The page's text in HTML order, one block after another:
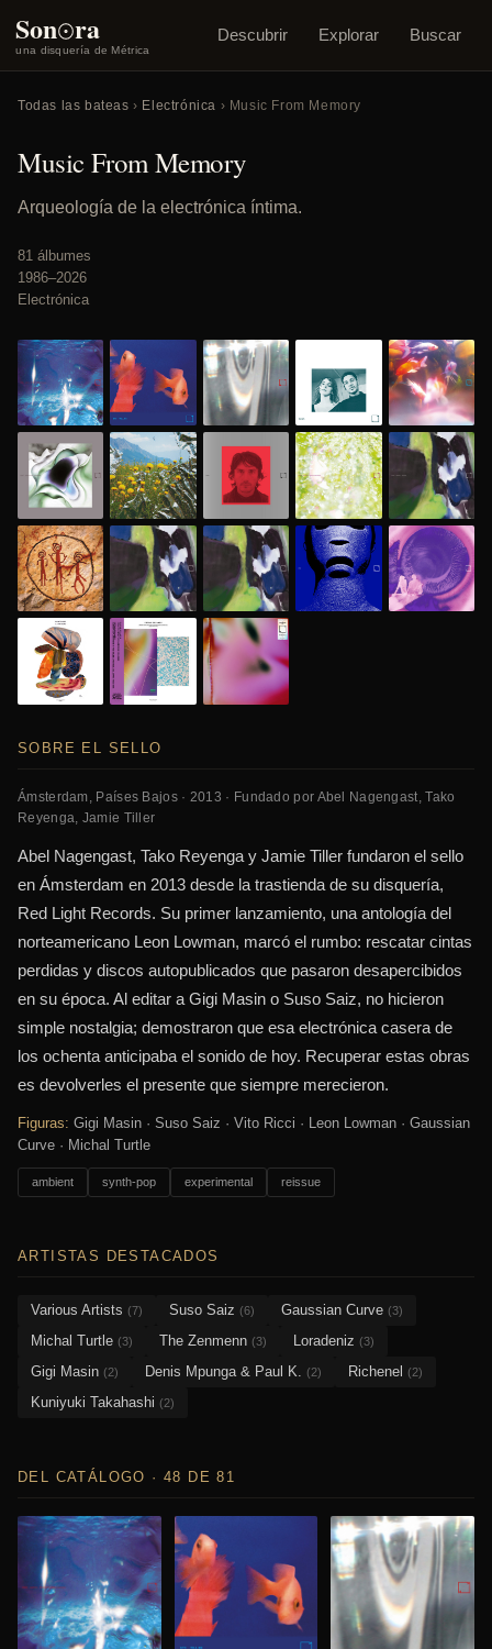
Son o
ra
una disquería de Métrica
Descubrir Explorar Buscar
Todas las bateas › Electrónica › Music From Memory
Music From Memory
Arqueología de la electrónica íntima.
81 álbumes
1986–2026
Electrónica
SOBRE EL SELLO
Ámsterdam, Países Bajos · 2013 · Fundado por Abel Nagengast, Tako
Reyenga, Jamie Tiller
Abel Nagengast, Tako Reyenga y Jamie Tiller fundaron el sello
en Ámsterdam en 2013 desde la trastienda de su disquería,
Red Light Records. Su primer lanzamiento, una antología del
norteamericano Leon Lowman, marcó el rumbo: rescatar cintas
perdidas y discos autopublicados que pasaron desapercibidos
en su época. Al editar a Gigi Masin o Suso Saiz, no hicieron
simple nostalgia; demostraron que esa electrónica casera de
los ochenta anticipaba el sonido de hoy. Recuperar estas obras
es devolverles el presente que siempre merecieron.
Figuras: Gigi Masin · Suso Saiz · Vito Ricci · Leon Lowman · Gaussian
Curve · Michal Turtle
ambient synth-pop experimental reissue
ARTISTAS DESTACADOS
Various Artists (7) Suso Saiz (6) Gaussian Curve (3)
Michal Turtle (3) The Zenmenn (3) Loradeniz (3)
Gigi Masin (2) Denis Mpunga & Paul K. (2) Richenel (2)
Kuniyuki Takahashi (2)
DEL CATÁLOGO · 48 DE 81